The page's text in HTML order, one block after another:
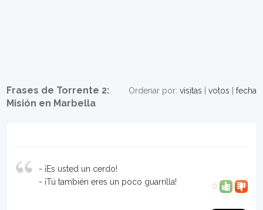
Ordenar por: visitas votos fecha
Frases de Torrente 2:
Misión en Marbella
- ¡Es usted un cerdo!
- ¡Tú también eres un poco guarrilla!
0